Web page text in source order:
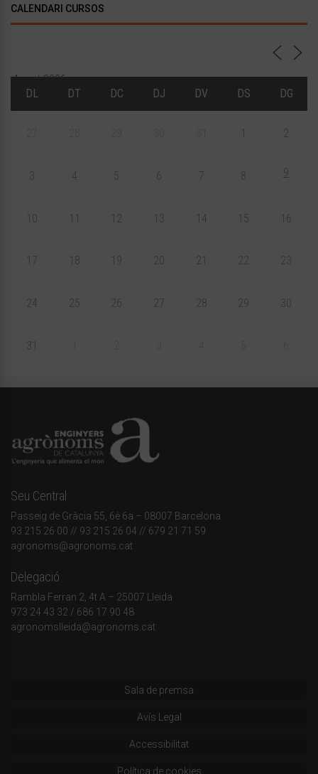
CALENDARI CURSOS
Agost 2026
DL
DT DC DJ DV DS DG
1 2
3 4 5 6 7 8 9
10 11 12 13 14 15 16
17 18 19 20 21 22 23
24 25 26 27 28 29 30
31
Seu Central
Passeig de Gràcia 55, 6è 6a – 08007 Barcelona
93 215 26 00 // 93 215 26 04 // 679 21 71 59
agronoms@agronoms.cat
Delegació
Rambla Ferran 2, 4t A – 25007 Lleida
973 24 43 32 / 686 17 90 48
agronomslleida@agronoms.cat
Sala de premsa
Avís Legal
Accessibilitat
Política de cookies